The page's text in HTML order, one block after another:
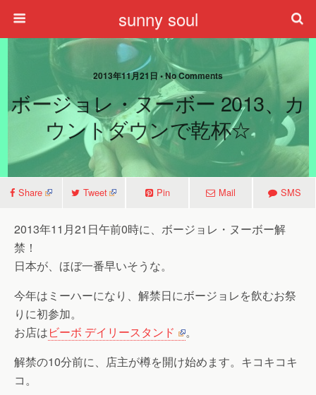
sunny soul
2013年11月21日 • No Comments
ボージョレ・ヌーボー 2013、カ
ウントダウンで乾杯☆
Share Tweet Pin Mail SMS
2013年11月21日午前0時に、ボージョレ・ヌーボー解
禁！
日本が、ほぼ一番早いそうな。
今年はミーハーになり、解禁日にボージョレを飲むお祭
りに初参加。
お店はビーボ デイリースタンド
。
解禁の10分前に、店主が樽を開け始めます。キコキコキ
コ。